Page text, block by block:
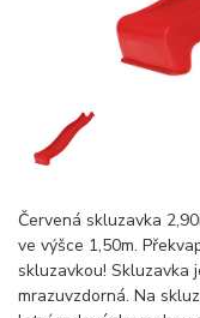
Červená skluzavka
ve výšce 1,50m.
skluzavkou! Skluzavka
mrazuvzdorná. Na